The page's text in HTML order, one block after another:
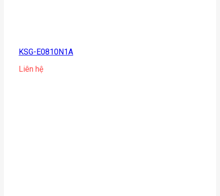
KSG-E0810N1A
Liên hệ